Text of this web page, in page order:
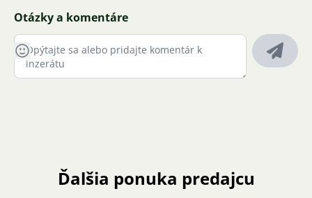
Otázky a komentáre
Ďalšia ponuka predajcu